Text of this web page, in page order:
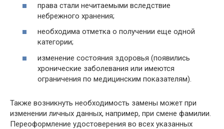
права стали нечитаемыми вследствие
небрежного хранения;
необходима отметка о получении еще одной
категории;
изменение состояния здоровья (появились
хронические заболевания или имеются
ограничения по медицинским показателям).
Также возникнуть необходимость замены может при
изменении личных данных, например, при смене фамилии.
Переоформление удостоверения во всех указанных